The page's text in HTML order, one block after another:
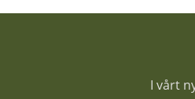
I vårt